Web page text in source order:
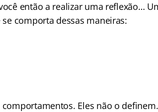
então a realizar uma reflexão…
comporta dessas maneiras:
Eles não o definem.